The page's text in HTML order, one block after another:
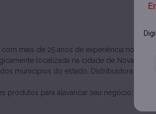
com mais de 25 anos de experiência no
localizada na cidade de Nova
municípios do estado; Distribuidora líder
produtos para alavancar seu negócio: Food